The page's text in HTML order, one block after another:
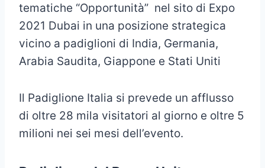
tematiche “Opportunità” nel sito di Expo
2021 Dubai in una posizione strategica
vicino a padiglioni di India, Germania,
Arabia Saudita, Giappone e Stati Uniti
Il Padiglione Italia si prevede un afflusso
di oltre 28 mila visitatori al giorno e oltre 5
milioni nei sei mesi dell’evento.